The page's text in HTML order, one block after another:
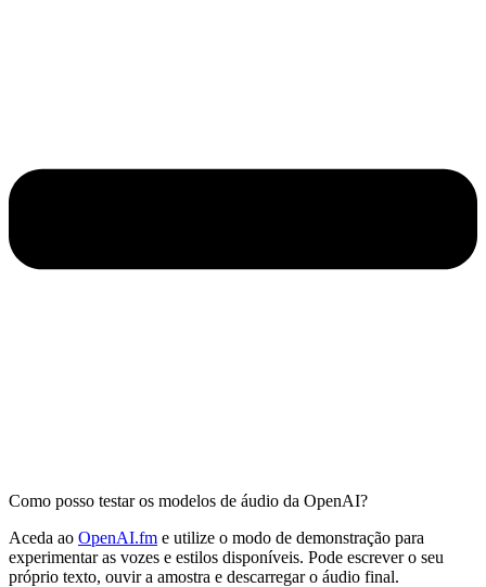
Como posso testar os modelos de áudio da OpenAI?
Aceda ao OpenAI.fm e utilize o modo de demonstração para
experimentar as vozes e estilos disponíveis. Pode escrever o seu
próprio texto, ouvir a amostra e descarregar o áudio final.